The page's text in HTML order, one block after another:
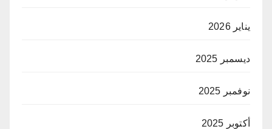
يناير 2026
ديسمبر 2025
نوفمبر 2025
أكتوبر 2025